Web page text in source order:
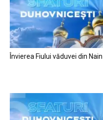
Învierea Fiului văduvei din Nain